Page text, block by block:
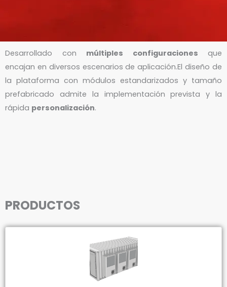
Desarrollado con múltiples configuraciones que
encajan en diversos escenarios de aplicación.El diseño de
la plataforma con módulos estandarizados y tamaño
prefabricado admite la implementación prevista y la
rápida personalización.
PRODUCTOS